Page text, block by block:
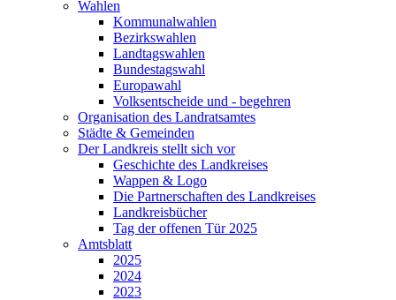
Wahlen
Kommunalwahlen
Bezirkswahlen
Landtagswahlen
Bundestagswahl
Europawahl
Volksentscheide und - begehren
Organisation des Landratsamtes
Städte & Gemeinden
Der Landkreis stellt sich vor
Geschichte des Landkreises
Wappen & Logo
Die Partnerschaften des Landkreises
Landkreisbücher
Tag der offenen Tür 2025
Amtsblatt
2025
2024
2023